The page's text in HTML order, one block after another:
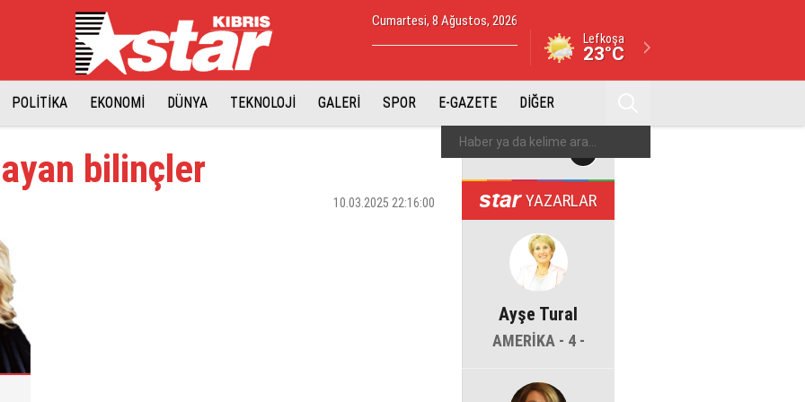
Cumartesi, 8 Ağustos, 2026
Lefkoşa
23°C
POLİTİKA EKONOMİ DÜNYA TEKNOLOJİ GALERİ SPOR E-GAZETE DİĞER
bilinçler
10.03.2025 22:16:00 YAZARLAR
Ayşe Tural
AMERİKA - 4 -